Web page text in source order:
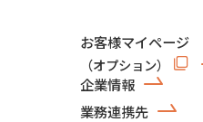
お客様マイページ
（オプション）
企業情報
業務連携先